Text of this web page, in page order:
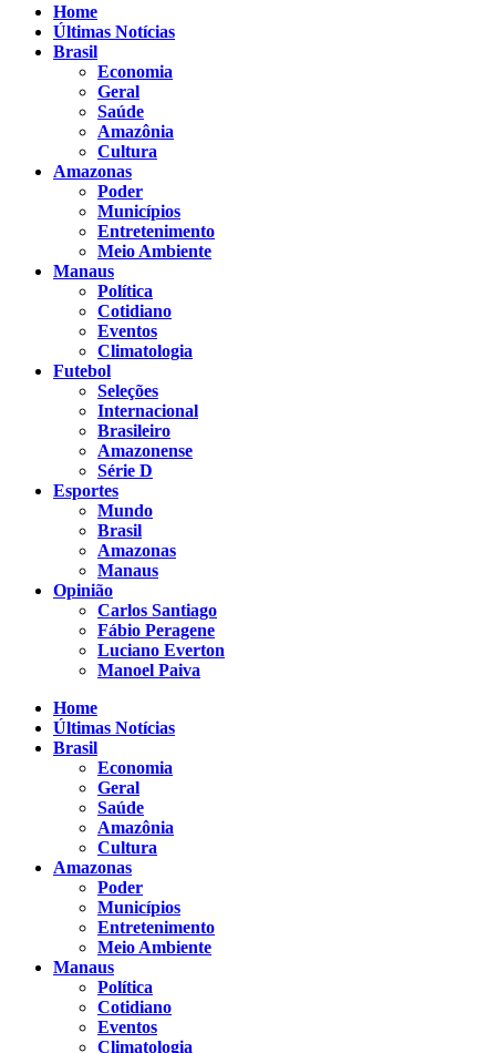
Home
Últimas Notícias
Brasil
Economia
Geral
Saúde
Amazônia
Cultura
Amazonas
Poder
Municípios
Entretenimento
Meio Ambiente
Manaus
Política
Cotidiano
Eventos
Climatologia
Futebol
Seleções
Internacional
Brasileiro
Amazonense
Série D
Esportes
Mundo
Brasil
Amazonas
Manaus
Opinião
Carlos Santiago
Fábio Peragene
Luciano Everton
Manoel Paiva
Home
Últimas Notícias
Brasil
Economia
Geral
Saúde
Amazônia
Cultura
Amazonas
Poder
Municípios
Entretenimento
Meio Ambiente
Manaus
Política
Cotidiano
Eventos
Climatologia